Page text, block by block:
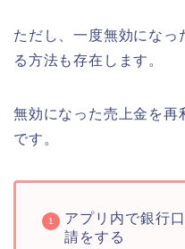
ただし、一度無効になっ
る方法も存在します。
無効になった売上金を再
です。
アプリ内で銀行
請をする